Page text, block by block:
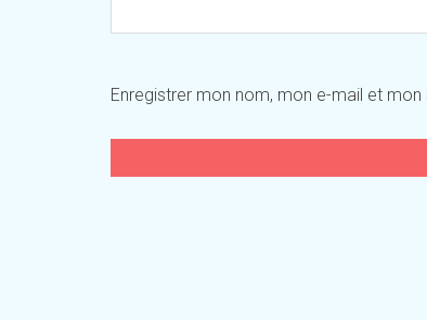
Enregistrer mon nom, mon e-mail et